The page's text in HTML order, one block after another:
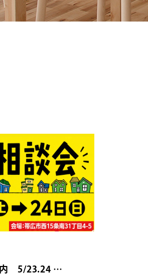
内 5/23.24 …